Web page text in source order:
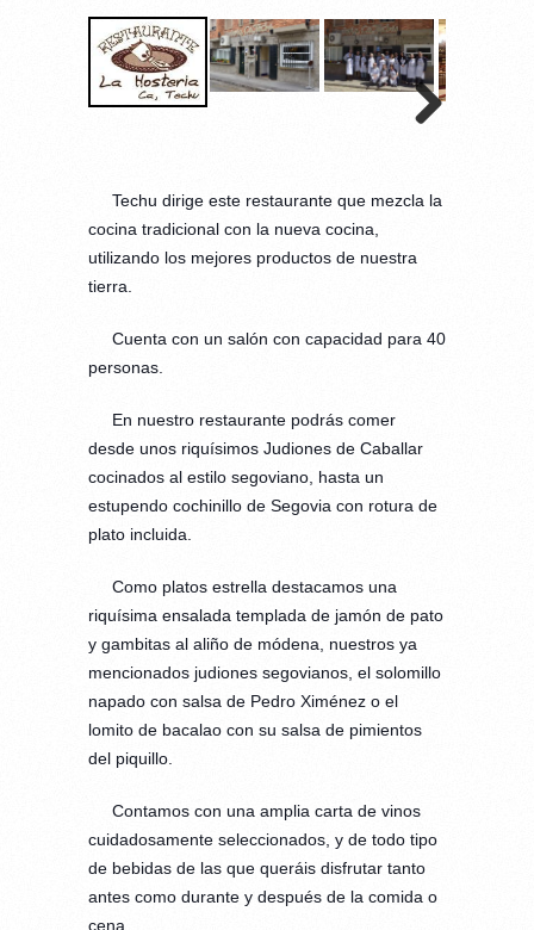
Techu dirige este restaurante que mezcla la
cocina tradicional con la nueva cocina,
utilizando los mejores productos de nuestra
tierra.
Cuenta con un salón con capacidad para 40
personas.
En nuestro restaurante podrás comer
desde unos riquísimos Judiones de Caballar
cocinados al estilo segoviano, hasta un
estupendo cochinillo de Segovia con rotura de
plato incluida.
Como platos estrella destacamos una
riquísima ensalada templada de jamón de pato
y gambitas al aliño de módena, nuestros ya
mencionados judiones segovianos, el solomillo
napado con salsa de Pedro Ximénez o el
lomito de bacalao con su salsa de pimientos
del piquillo.
Contamos con una amplia carta de vinos
cuidadosamente seleccionados, y de todo tipo
de bebidas de las que queráis disfrutar tanto
antes como durante y después de la comida o
cena.